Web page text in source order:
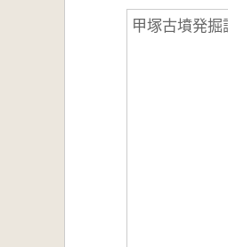
甲塚古墳発